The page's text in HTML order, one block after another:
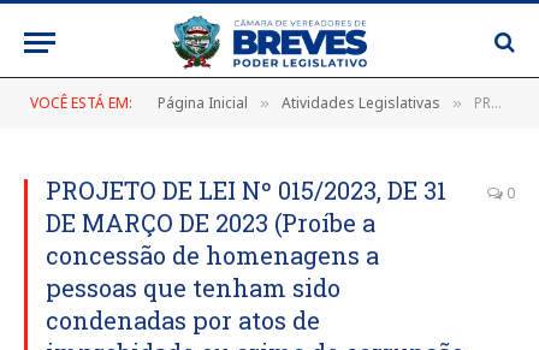
VOCÊ ESTÁ EM: Página Inicial » Atividades Legislativas » PROJETO DE LEI Nº 015/2023, DE 31 DE MARÇO DE 2023 (Proíbe a concessão de homenagens a pessoas que tenham sido condenadas por atos de improbidade ou crime de corrupção, e dá outras providências)
PROJETO DE LEI Nº 015/2023, DE 31
DE MARÇO DE 2023 (Proíbe a
concessão de homenagens a
pessoas que tenham sido
condenadas por atos de
0